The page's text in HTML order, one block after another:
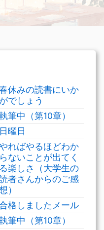
休みの読書にいか
がでしょう
筆中（第10章）
日曜日
ればやるほどわか
らないことが出てく
る楽しさ（大学生の
者さんからのご感
）
格しましたメール
筆中（第10章）